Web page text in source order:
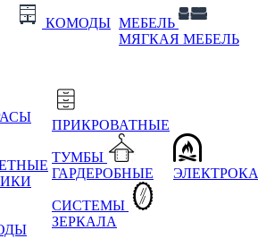
КОМОДЫ МЕБЕЛЬ
МЯГКАЯ МЕБЕЛЬ
ПРИКРОВАТНЫЕ
ТУМБЫ
ГАРДЕРОБНЫЕ
СИСТЕМЫ
ЗЕРКАЛА